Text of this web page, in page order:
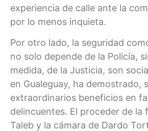
experiencia de calle ante la
por lo menos inquieta.
Por otro lado, la seguridad
no solo depende de la Policía,
medida, de la Justicia, son
en Gualeguay, ha demostrado,
extraordinarios beneficios en
delincuentes. El proceder de la
Taleb y la cámara de Dardo